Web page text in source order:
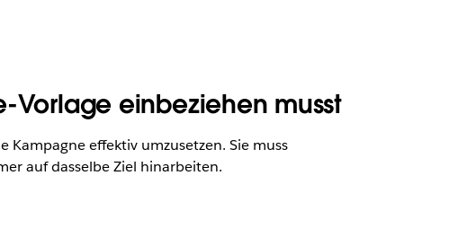
einbeziehen musst
effektiv umzusetzen. Sie muss
auf dasselbe Ziel hinarbeiten.